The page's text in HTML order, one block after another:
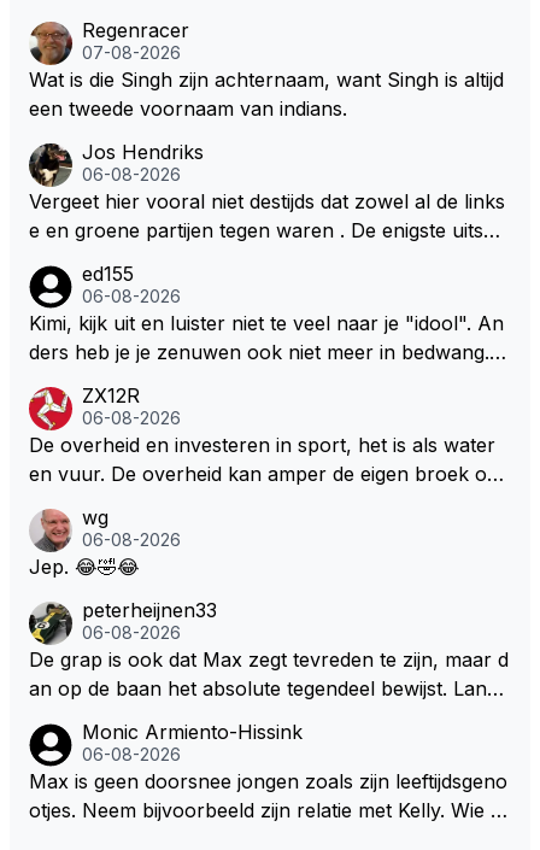
hun coureurs op de laatste plaats komt. Eigenlijk he
bben coureurs maar weinig te vertellen over hun ve
iligheid, er wordt toch niet naar ze geluisterd.
Regenracer
07-08-2026
Wat is die Singh zijn achternaam, want Singh is altijd
een tweede voornaam van indians.
Jos Hendriks
06-08-2026
Vergeet hier vooral niet destijds dat zowel al de links
e en groene partijen tegen waren . De enigste uitspr
over dan kunnen ze hun eigen uitlaat gassen inade
men maar niet wetende was dat de F1 motor schone
r is dan een normale auto. Dus denk echt niet dat de
ters zullen steunen laat staan om een euro in het cir
cuit Zandvoort te steken
ed155
06-08-2026
Kimi, kijk uit en luister niet te veel naar je "idool". An
ders heb je je zenuwen ook niet meer in bedwang. Zi
Marquez/Jos ? Veel gezelliger
ZX12R
06-08-2026
De overheid en investeren in sport, het is als water
en vuur. De overheid kan amper de eigen broek oph
s. Je kunt de Staat het best vergelijken met de sherif
f van Nottinghem (Robin Hood) welk achter de bom
m/haar van zijn laatste zuurverdiende stuiver te ber
oven. De Staat heeft nooit ooit maar een stuiver in Z
andvoort willen investeren en dat zal ook nooit gebe
uren. Afdragen van BTW gelden en vergunningen bi
j dergelijke sportievefestiviteiten MOET je dan weer
wel afstaan, de parasiet.
wg
06-08-2026
Jep. 😂🤣😂
peterheijnen33
06-08-2026
De grap is ook dat Max zegt tevreden te zijn, maar d
an op de baan het absolute tegendeel bewijst. Lando
dan eigenlijk niet echt zien. ;)
Monic Armiento-Hissink
06-08-2026
Max is geen doorsnee jongen zoals zijn leeftijdsgeno
otjes. Neem bijvoorbeeld zijn relatie met Kelly. Wie g